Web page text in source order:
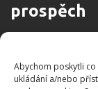
Abychom poskytli
ukládání a/nebo
prospěch
Éterické oleje
pouze proti
léčivých